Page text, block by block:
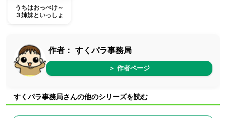
うちはおっぺけ～
３姉妹といっしょ
作者： すくパラ事務局
＞ 作者ページ
すくパラ事務局さんの他のシリーズを読む